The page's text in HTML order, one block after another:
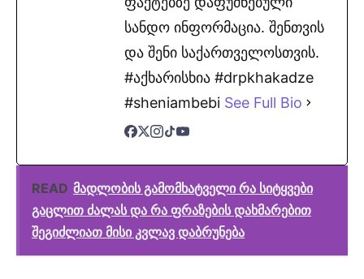
სანდო ინფორმაცია. შენთვის
და შენი საქართველოსთვის.
#აქხარისხია #drpkhakadze
#sheniambebi See Full Bio
READ მადლობის გამომხატველი რა სიტყვები
გაცლით ძალას და რა ფრაზების დახმარებით
შეგიძლიათ მისი კვლავ დაბრუნება